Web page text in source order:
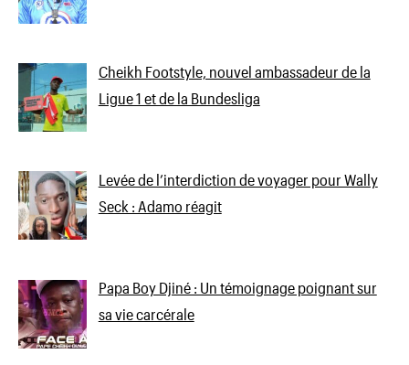
Cheikh Footstyle, nouvel ambassadeur de la
Ligue 1 et de la Bundesliga
Levée de l’interdiction de voyager pour Wally
Seck : Adamo réagit
Papa Boy Djiné : Un témoignage poignant sur
sa vie carcérale